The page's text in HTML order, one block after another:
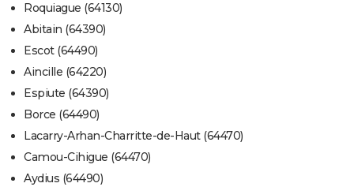
Roquiague (64130)
Abitain (64390)
Escot (64490)
Aincille (64220)
Espiute (64390)
Borce (64490)
Lacarry-Arhan-Charritte-de-Haut (64470)
Camou-Cihigue (64470)
Aydius (64490)